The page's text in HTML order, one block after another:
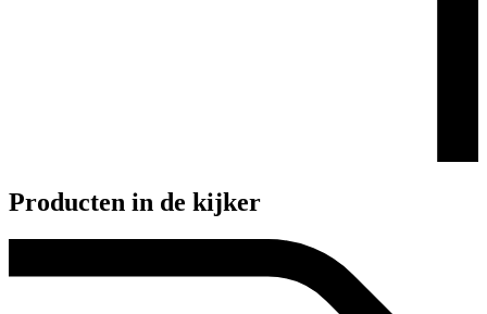
Producten in de kijker